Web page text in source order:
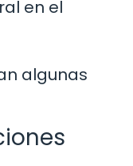
en el
algunas